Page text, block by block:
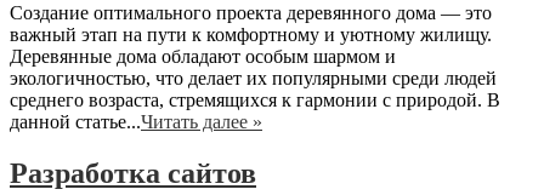
Создание оптимального проекта деревянного дома — это
важный этап на пути к комфортному и уютному жилищу.
Деревянные дома обладают особым шармом и
экологичностью, что делает их популярными среди людей
среднего возраста, стремящихся к гармонии с природой. В
данной статье...Читать далее »
Разработка сайтов